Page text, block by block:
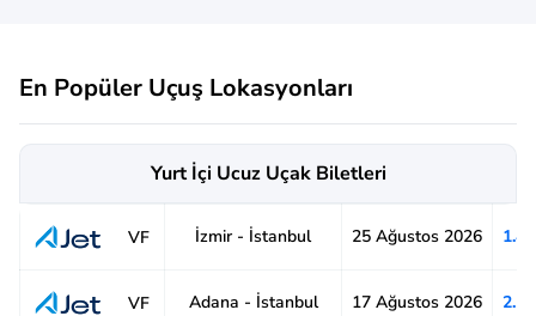
En Popüler Uçuş Lokasyonları
Yurt İçi Ucuz Uçak Biletleri
VF İzmir - İstanbul 25 Ağustos 2026
VF Adana - İstanbul 17 Ağustos 2026